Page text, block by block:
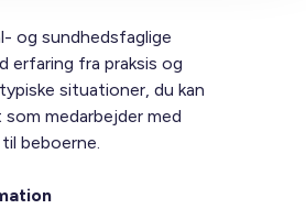
og sundhedsfaglige
erfaring fra praksis og
situationer, du kan
medarbejder med
beboerne.